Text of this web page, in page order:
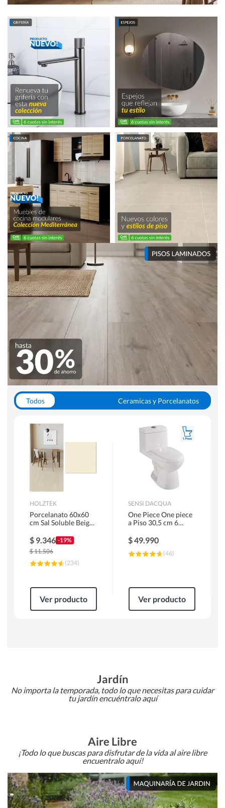
Todos
Ceramicas y Porcelanatos
WC y Sanitarios
Pisos Flotantes y Laminados
Pinturas
HOLZTEK
Porcelanato 60x60
cm Sal Soluble Beige
$ 9.346 -19%
$11.506
(234)
Ver producto
SENSI DACQUA
One Piece One piece
a Piso 30,5 cm 6
$49.990
(46)
Ver producto
Jardín
No importa la temporada, todo lo que necesitas para cuidar
tu jardín encuéntralo aquí
Aire Libre
¡Todo lo que buscas para disfrutar de la vida al aire libre
encuentralo aquí!